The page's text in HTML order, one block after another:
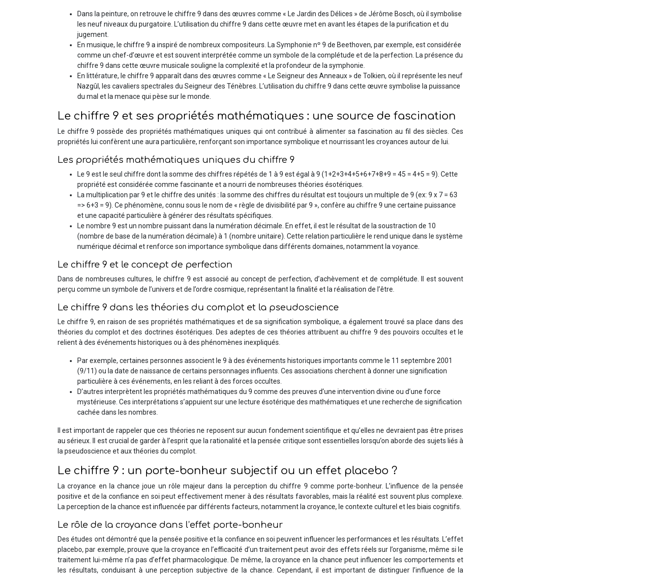
Dans la peinture, on retrouve le chiffre 9 dans des œuvres comme « Le Jardin des Délices » de Jérôme Bosch, où il symbolise
les neuf niveaux du purgatoire. L’utilisation du chiffre 9 dans cette œuvre met en avant les étapes de la purification et du
jugement.
En musique, le chiffre 9 a inspiré de nombreux compositeurs. La Symphonie nº 9 de Beethoven, par exemple, est considérée
comme un chef-d’œuvre et est souvent interprétée comme un symbole de la complétude et de la perfection. La présence du
chiffre 9 dans cette œuvre musicale souligne la complexité et la profondeur de la symphonie.
En littérature, le chiffre 9 apparaît dans des œuvres comme « Le Seigneur des Anneaux » de Tolkien, où il représente les neuf
Nazgûl, les cavaliers spectrales du Seigneur des Ténèbres. L’utilisation du chiffre 9 dans cette œuvre symbolise la puissance
du mal et la menace qui pèse sur le monde.
Le chiffre 9 et ses propriétés mathématiques : une source de fascination
Le chiffre 9 possède des propriétés mathématiques uniques qui ont contribué à alimenter sa fascination au fil des siècles. Ces
propriétés lui confèrent une aura particulière, renforçant son importance symbolique et nourrissant les croyances autour de lui.
Les propriétés mathématiques uniques du chiffre 9
Le 9 est le seul chiffre dont la somme des chiffres répétés de 1 à 9 est égal à 9 (1+2+3+4+5+6+7+8+9 = 45 = 4+5 = 9). Cette
propriété est considérée comme fascinante et a nourri de nombreuses théories ésotériques.
La multiplication par 9 et le chiffre des unités : la somme des chiffres du résultat est toujours un multiple de 9 (ex: 9 x 7 = 63
=> 6+3 = 9). Ce phénomène, connu sous le nom de « règle de divisibilité par 9 », confère au chiffre 9 une certaine puissance
et une capacité particulière à générer des résultats spécifiques.
Le nombre 9 est un nombre puissant dans la numération décimale. En effet, il est le résultat de la soustraction de 10
(nombre de base de la numération décimale) à 1 (nombre unitaire). Cette relation particulière le rend unique dans le système
numérique décimal et renforce son importance symbolique dans différents domaines, notamment la voyance.
Le chiffre 9 et le concept de perfection
Dans de nombreuses cultures, le chiffre 9 est associé au concept de perfection, d’achèvement et de complétude. Il est souvent
perçu comme un symbole de l’univers et de l’ordre cosmique, représentant la finalité et la réalisation de l’être.
Le chiffre 9 dans les théories du complot et la pseudoscience
Le chiffre 9, en raison de ses propriétés mathématiques et de sa signification symbolique, a également trouvé sa place dans des
théories du complot et des doctrines ésotériques. Des adeptes de ces théories attribuent au chiffre 9 des pouvoirs occultes et le
relient à des événements historiques ou à des phénomènes inexpliqués.
Par exemple, certaines personnes associent le 9 à des événements historiques importants comme le 11 septembre 2001
(9/11) ou la date de naissance de certains personnages influents. Ces associations cherchent à donner une signification
particulière à ces événements, en les reliant à des forces occultes.
D’autres interprètent les propriétés mathématiques du 9 comme des preuves d’une intervention divine ou d’une force
mystérieuse. Ces interprétations s’appuient sur une lecture ésotérique des mathématiques et une recherche de signification
cachée dans les nombres.
Il est important de rappeler que ces théories ne reposent sur aucun fondement scientifique et qu’elles ne devraient pas être prises
au sérieux. Il est crucial de garder à l’esprit que la rationalité et la pensée critique sont essentielles lorsqu’on aborde des sujets liés à
la pseudoscience et aux théories du complot.
Le chiffre 9 : un porte-bonheur subjectif ou un effet placebo ?
La croyance en la chance joue un rôle majeur dans la perception du chiffre 9 comme porte-bonheur. L’influence de la pensée
positive et de la confiance en soi peut effectivement mener à des résultats favorables, mais la réalité est souvent plus complexe.
La perception de la chance est influencée par différents facteurs, notamment la croyance, le contexte culturel et les biais cognitifs.
Le rôle de la croyance dans l’effet porte-bonheur
Des études ont démontré que la pensée positive et la confiance en soi peuvent influencer les performances et les résultats. L’effet
placebo, par exemple, prouve que la croyance en l’efficacité d’un traitement peut avoir des effets réels sur l’organisme, même si le
traitement lui-même n’a pas d’effet pharmacologique. De même, la croyance en la chance peut influencer les comportements et
les résultats, conduisant à une perception subjective de la chance. Cependant, il est important de distinguer l’influence de la